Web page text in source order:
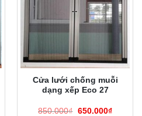
Cửa lưới chống muỗi
dạng xếp Eco 27
850.000₫ Giá
650.000₫Giá